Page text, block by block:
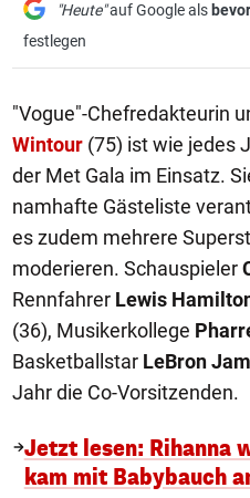
"Heute"auf Google als
festlegen
"Vogue"-Chefredakteurin
Wintour (75) ist wie jedes
der Met Gala im Einsatz.
namhafte Gästeliste
es zudem mehrere
moderieren. Schauspieler
Rennfahrer Lewis
(36), Musikerkollege
Basketballstar LeBron
Jahr die Co-Vorsitzenden.
Jetzt lesen: Rihanna
kam mit Babybauch